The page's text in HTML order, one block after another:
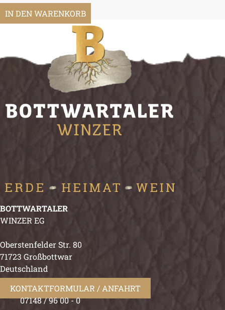
IN DEN WARENKORB
BOTTWARTALER
WINZER EG
Oberstenfelder Str. 80
71723 Großbottwar
Deutschland
KONTAKTFORMULAR / ANFAHRT
07148 / 96 00 - 0